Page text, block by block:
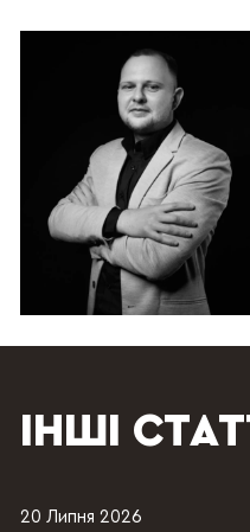
ІНШІ
20 Липня 2026